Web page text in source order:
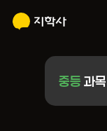
중등 과목